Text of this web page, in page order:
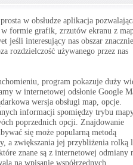
w obsłudze aplikacja
w formie grafik, zrzutów ekranu z
jeśli interesujący nas obszar znacznie
rozdzielczość używanego przez nas
program pokazuje duży
w internetowej odsłonie Google
wersja obsługi map, opcje.
informacji spomiędzy trybu
poprzednich opcji. Znajdowanie
się może popularną metodą
a zwiększania jej przybliżenia rolką
znane są z internetowej odmiany
na wpisanie współrzędnych